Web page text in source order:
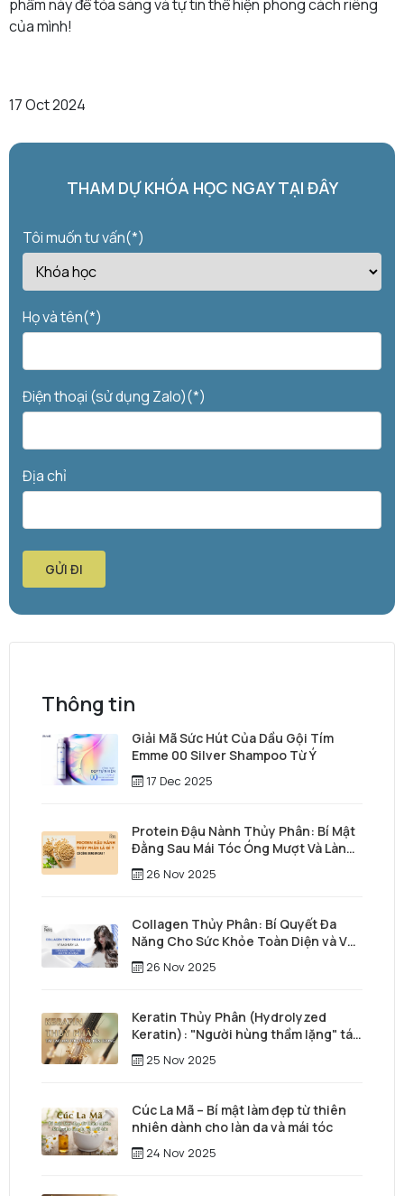
phẩm này để tỏa sáng và tự tin thể hiện phong cách riêng
của mình!
17 Oct 2024
THAM DỰ KHÓA HỌC NGAY TẠI ĐÂY
Tôi muốn tư vấn(*)
Họ và tên(*)
Điện thoại (sử dụng Zalo)(*)
Địa chỉ
GỬI ĐI
Thông tin
Giải Mã Sức Hút Của Dầu Gội Tím
Emme 00 Silver Shampoo Từ Ý
17 Dec 2025
Protein Đậu Nành Thủy Phân: Bí Mật
Đằng Sau Mái Tóc Óng Mượt Và Làn
Da Trẻ Trung
26 Nov 2025
Collagen Thủy Phân: Bí Quyết Đa
Năng Cho Sức Khỏe Toàn Diện và Vẻ
Đẹp Vượt Thời Gian
26 Nov 2025
Keratin Thủy Phân (Hydrolyzed
Keratin): "Người hùng thầm lặng" tái
tạo mái tóc từ sâu bên trong
25 Nov 2025
Cúc La Mã – Bí mật làm đẹp từ thiên
nhiên dành cho làn da và mái tóc
24 Nov 2025